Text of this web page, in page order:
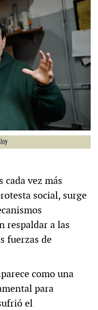
cada vez más
social, surge
respaldar a las
fuerzas de
como una
para
el